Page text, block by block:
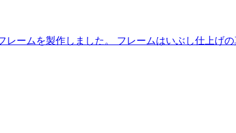
ームを製作しました。 フレームはいぶし仕上げ